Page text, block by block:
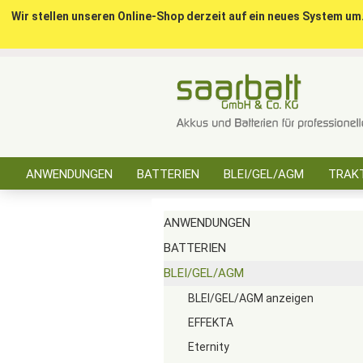
Wir stellen unseren Online-Shop derzeit auf ein neues System
ANWENDUNGEN BATTERIEN BLEI/GEL/AGM
ANWENDUNGEN
BATTERIEN
BLEI/GEL/AGM
BLEI/GEL/AGM anzeigen
EFFEKTA
Eternity